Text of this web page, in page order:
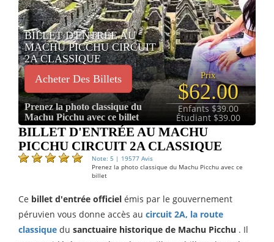
BILLET D'ENTRÉE AU
MACHU PICCHU CIRCUIT
2A CLASSIQUE
Acheter Des Billets
Prenez la photo classique du
Machu Picchu avec ce billet
Prix
$62.00
Enfants $39.00
Étudiant $39.00
BILLET D'ENTRÉE AU MACHU
PICCHU CIRCUIT 2A CLASSIQUE
Note: 5 | 19577 Avis
Prenez la photo classique du Machu Picchu avec ce
billet
Ce billet d'entrée officiel émis par le gouvernement
péruvien vous donne accès au circuit 2A, la route
classique du sanctuaire historique de Machu Picchu . Il